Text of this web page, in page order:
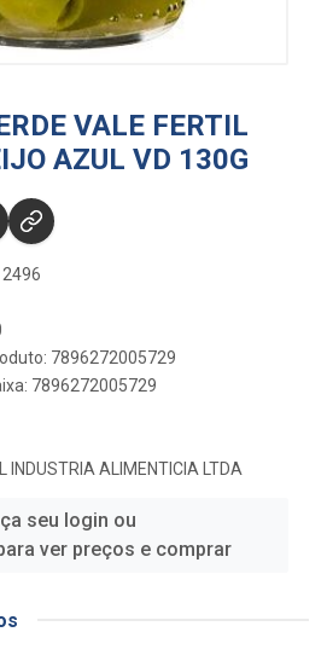
VALE FERTIL
AZUL VD 130G
7896272005729
7896272005729
INDUSTRIA ALIMENTICIA LTDA
seu login ou
ver preços e comprar